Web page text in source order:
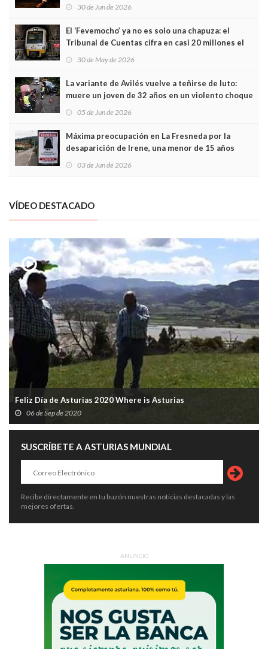
Asturias en Madrid
30 de Jun de 2026
El ‘Fevemocho’ ya no es solo una chapuza: el
Tribunal de Cuentas cifra en casi 20 millones el
sobrecoste de los trenes que no cabían por los
30 de May de 2026
La variante de Avilés vuelve a teñirse de luto:
muere un joven de 32 años en un violento choque
frontal
05 de Jun de 2026
Máxima preocupación en La Fresneda por la
desaparición de Irene, una menor de 15 años
03 de Jun de 2026
VÍDEO DESTACADO
Feliz Día de Asturias 2020 Where is Asturias
06 de Sep de 2020
SUSCRÍBETE A ASTURIAS MUNDIAL
Recibe directamente en tu buzón nuestras noticias destacadas y las
mejores ofertas.
ANUNCIO